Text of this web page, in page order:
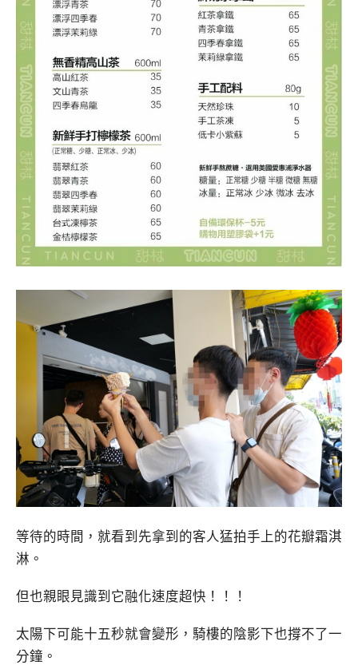
等待的時間，就看到先拿到的客人猛拍手上的花瓣霜淇
淋。
但也親眼見識到它融化速度超快！！！
太陽下可能十五秒就會變形，騎樓的陰影下也撐不了一
分鐘。